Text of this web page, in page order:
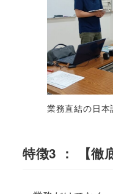
業務直結の日
特徴3 ： 【徹